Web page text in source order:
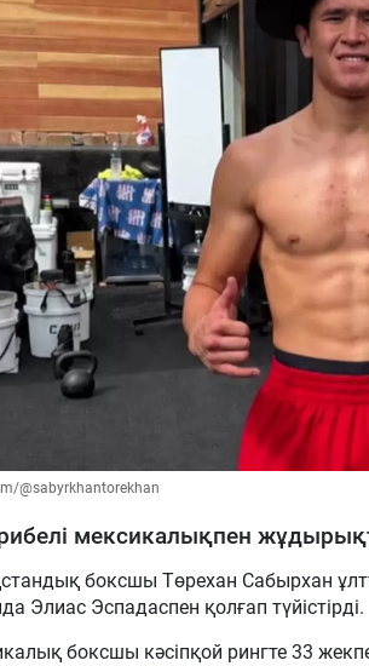
@sabyrkhantorekhan
мексикалықпен
боксшы Төрехан Сабырхан
Элиас Эспадаспен қолғап түйістірді.
боксшы кәсіпқой рингте 33